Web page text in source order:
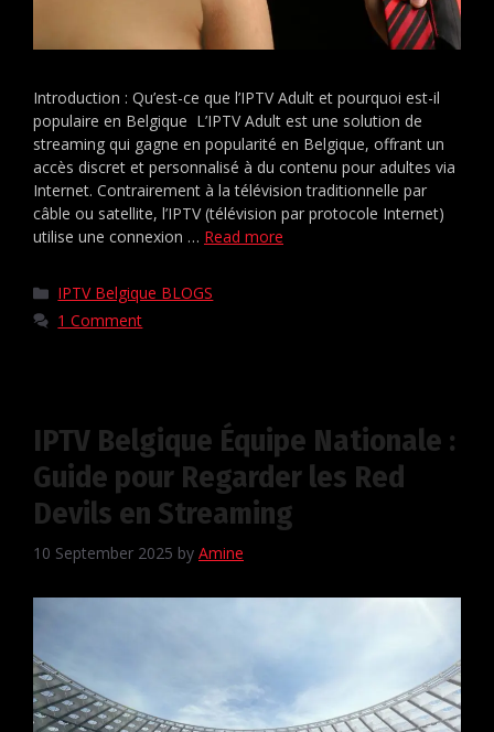
Introduction : Qu’est-ce que l’IPTV Adult et pourquoi est-il
populaire en Belgique L’IPTV Adult est une solution de
streaming qui gagne en popularité en Belgique, offrant un
accès discret et personnalisé à du contenu pour adultes via
Internet. Contrairement à la télévision traditionnelle par
câble ou satellite, l’IPTV (télévision par protocole Internet)
utilise une connexion … Read more
IPTV Belgique BLOGS
1 Comment
IPTV Belgique Équipe Nationale :
Guide pour Regarder les Red
Devils en Streaming
10 September 2025 by Amine